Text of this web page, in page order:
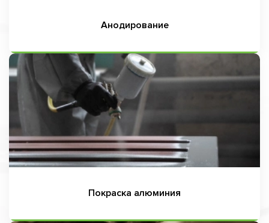
Анодирование
Покраска алюминия